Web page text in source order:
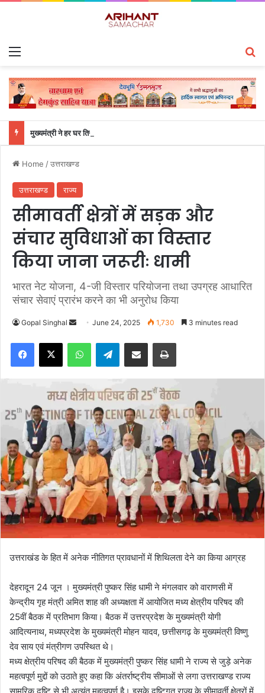
मुख्यमंत्री ने हर घर तिरंगा यात्रा कार्यक्रम में किया प्रतिभाग
Home /उत्तराखण्ड
उत्तराखण्ड राज्य
सीमावर्ती क्षेत्रों में सड़क और
संचार सुविधाओं का विस्तार
किया जाना जरूरीः धामी
भारत नेट योजना, 4-जी विस्तार परियोजना तथा उपग्रह आधारित
संचार सेवाएं प्रारंभ करने का भी अनुरोध किया
Gopal Singhal
n
d
n
m
a
i
l
June 24, 2025 1,730 3 minutes read
Telegram
उत्तराखंड के हित में अनेक नीतिगत प्रावधानों में शिथिलता देने का किया आग्रह
देहरादून 24 जून । मुख्यमंत्री पुष्कर सिंह धामी ने मंगलवार को वाराणसी में
केन्द्रीय गृह मंत्री अमित शाह की अध्यक्षता में आयोजित मध्य क्षेत्रीय परिषद की
25वीं बैठक में प्रतिभाग किया। बैठक में उत्तरप्रदेश के मुख्यमंत्री योगी
आदित्यनाथ, मध्यप्रदेश के मुख्यमंत्री मोहन यादव, छत्तीसगढ़ के मुख्यमंत्री विष्णु
देव साय एवं मंत्रीगण उपस्थित थे।
मध्य क्षेत्रीय परिषद की बैठक में मुख्यमंत्री पुष्कर सिंह धामी ने राज्य से जुड़े अनेक
महत्वपूर्ण मुद्दों को उठाते हुए कहा कि अंतर्राष्ट्रीय सीमाओं से लगा उत्तराखण्ड राज्य
सामरिक दृष्टि से भी अत्यंत महत्वपूर्ण है। इसके दृष्टिगत राज्य के सीमावर्ती क्षेत्रों में